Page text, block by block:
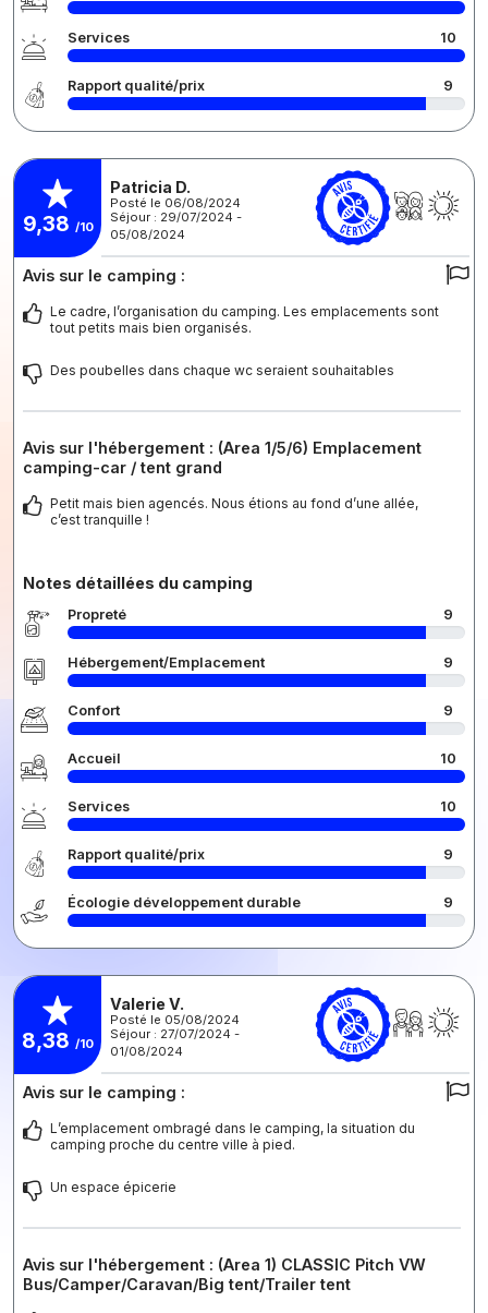
Services 10
Rapport qualité/prix 9
9,38 /10
Patricia D.
Posté le 06/08/2024
Séjour : 29/07/2024 -
05/08/2024
Avis sur le camping :
Le cadre, l’organisation du camping. Les emplacements sont
tout petits mais bien organisés.
Des poubelles dans chaque wc seraient souhaitables
Avis sur l'hébergement : (Area 1/5/6) Emplacement
camping-car / tent grand
Petit mais bien agencés. Nous étions au fond d’une allée,
c’est tranquille !
Notes détaillées du camping
Propreté 9
Hébergement/Emplacement 9
Confort 9
Accueil 10
Services 10
Rapport qualité/prix 9
Écologie développement durable 9
8,38 /10
Valerie V.
Posté le 05/08/2024
Séjour : 27/07/2024 -
01/08/2024
Avis sur le camping :
L’emplacement ombragé dans le camping, la situation du
camping proche du centre ville à pied.
Un espace épicerie
Avis sur l'hébergement : (Area 1) CLASSIC Pitch VW
Bus/Camper/Caravan/Big tent/Trailer tent